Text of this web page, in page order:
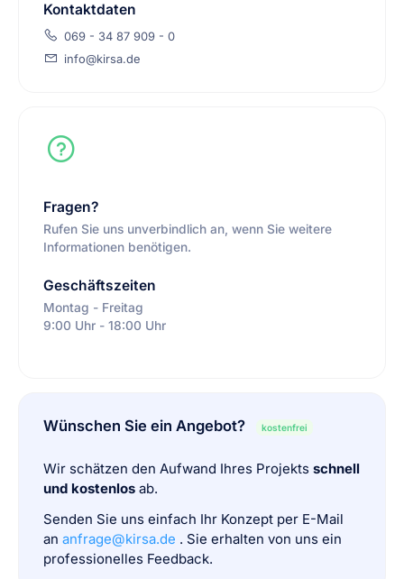
Kontaktdaten
069 - 34 87 909 - 0
info@kirsa.de
Fragen?
Rufen Sie uns unverbindlich an, wenn Sie weitere
Informationen benötigen.
Geschäftszeiten
Montag - Freitag
9:00 Uhr - 18:00 Uhr
Wünschen Sie ein Angebot? kostenfrei
Wir schätzen den Aufwand Ihres Projekts schnell
und kostenlos ab.
Senden Sie uns einfach Ihr Konzept per E-Mail
an anfrage@kirsa.de . Sie erhalten von uns ein
professionelles Feedback.